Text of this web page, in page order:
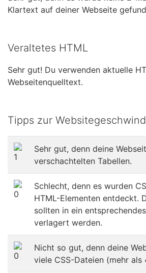
Klartext auf deiner Webseite
Veraltetes HTML
Sehr gut! Du verwenden aktuelle
Webseitenquelltext.
Tipps zur
Sehr gut, denn deine
verschachtelten Tabellen.
Schlecht, denn es wurden
HTML-Elementen entdeckt.
sollten in ein
verlagert werden.
Nicht so gut, denn deine
viele CSS-Dateien (mehr als